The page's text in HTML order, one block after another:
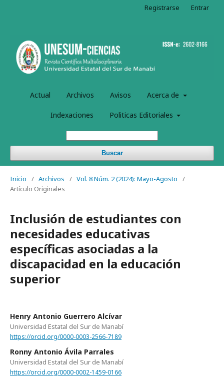
Actual Archivos Avisos Acerca de
Indexaciones Politicas Editoriales
Buscar
Registrarse Entrar
Inicio / Archivos / Vol. 8 Núm. 2 (2024): Mayo-Agosto
/
Artículo Originales
Inclusión de estudiantes con
necesidades educativas
específicas asociadas a la
discapacidad en la educación
superior
Henry Antonio Guerrero Alcívar
Universidad Estatal del Sur de Manabí
https://orcid.org/0000-0003-2566-7189
Ronny Antonio Ávila Parrales
Universidad Estatal del Sur de Manabí
https://orcid.org/0000-0002-1459-0166